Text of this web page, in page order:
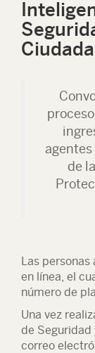
de
Las
en línea, el
número de
Una vez
de
correo